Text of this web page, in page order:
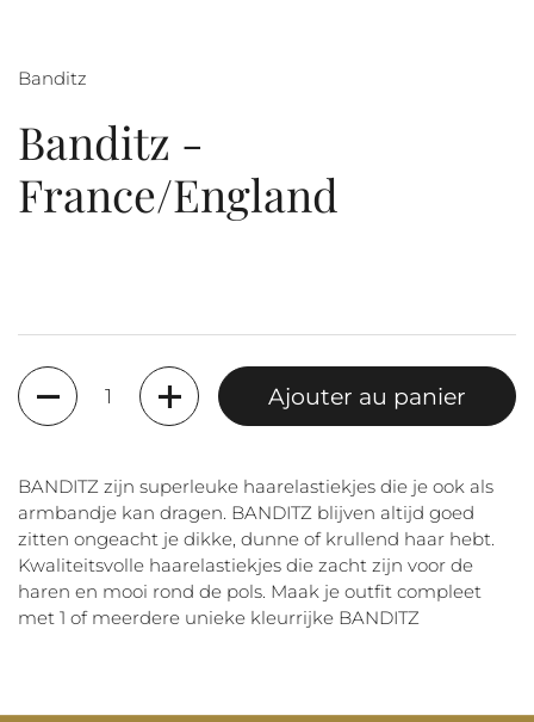
Banditz
Banditz -
France/England
Quantité
Ajouter au panier
BANDITZ zijn superleuke haarelastiekjes die je ook als
armbandje kan dragen. BANDITZ blijven altijd goed
zitten ongeacht je dikke, dunne of krullend haar hebt.
Kwaliteitsvolle haarelastiekjes die zacht zijn voor de
haren en mooi rond de pols. Maak je outfit compleet
met 1 of meerdere unieke kleurrijke BANDITZ